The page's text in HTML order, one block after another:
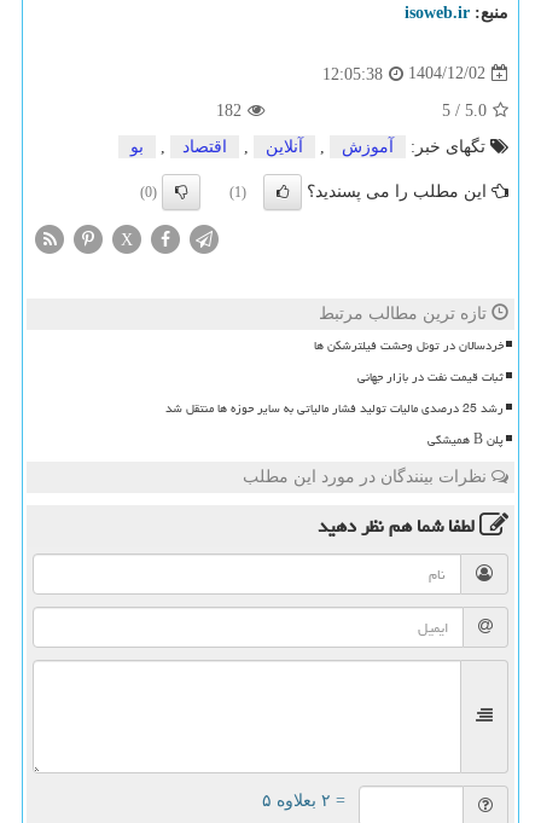
منبع: isoweb.ir
1404/12/02
12:05:38
5.0
/
5
182
تگهای خبر:
آموزش , آنلاین , اقتصاد , بو
این مطلب را می پسندید؟ (1)
(0)
X
تازه ترین مطالب مرتبط
خردسالان در تونل وحشت فیلترشکن ها
ثبات قیمت نفت در بازار جهانی
رشد 25 درصدی مالیات تولید فشار مالیاتی به سایر حوزه ها منتقل شد
پلن B همیشگی
نظرات بینندگان در مورد این مطلب
لطفا شما همنظر دهید
= ۲ بعلاوه ۵